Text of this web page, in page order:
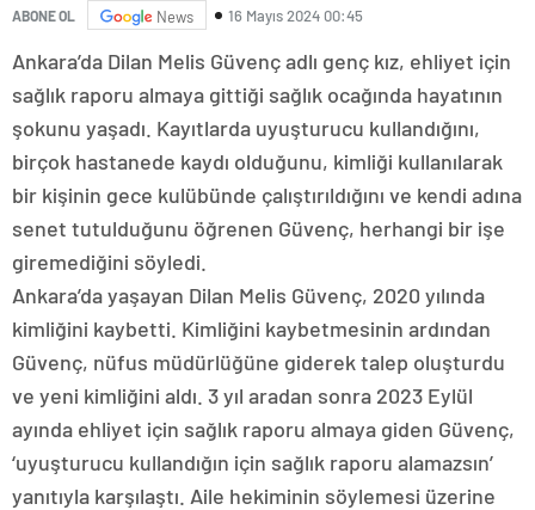
ABONE OL News 16 Mayıs 2024 00:45
Ankara’da Dilan Melis Güvenç adlı genç kız, ehliyet için
sağlık raporu almaya gittiği sağlık ocağında hayatının
şokunu yaşadı. Kayıtlarda uyuşturucu kullandığını,
birçok hastanede kaydı olduğunu, kimliği kullanılarak
bir kişinin gece kulübünde çalıştırıldığını ve kendi adına
senet tutulduğunu öğrenen Güvenç, herhangi bir işe
giremediğini söyledi.
Ankara’da yaşayan Dilan Melis Güvenç, 2020 yılında
kimliğini kaybetti. Kimliğini kaybetmesinin ardından
Güvenç, nüfus müdürlüğüne giderek talep oluşturdu
ve yeni kimliğini aldı. 3 yıl aradan sonra 2023 Eylül
ayında ehliyet için sağlık raporu almaya giden Güvenç,
‘uyuşturucu kullandığın için sağlık raporu alamazsın’
yanıtıyla karşılaştı. Aile hekiminin söylemesi üzerine